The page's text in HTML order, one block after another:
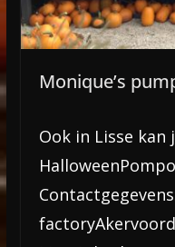
Monique’s
Ook in Lisse